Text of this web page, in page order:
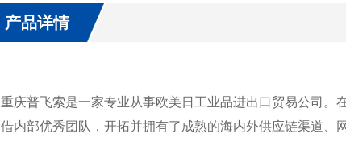
产品详情
重庆普飞索是一家专业从事欧美日工业品进出口贸易公司
借内部优秀团队，开拓并拥有了成熟的海内外供应链渠道